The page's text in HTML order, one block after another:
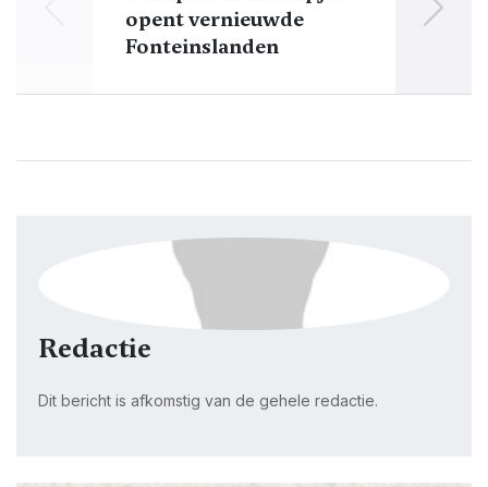
opent vernieuwde
Fonteinslanden
Redactie
Dit bericht is afkomstig van de gehele redactie.